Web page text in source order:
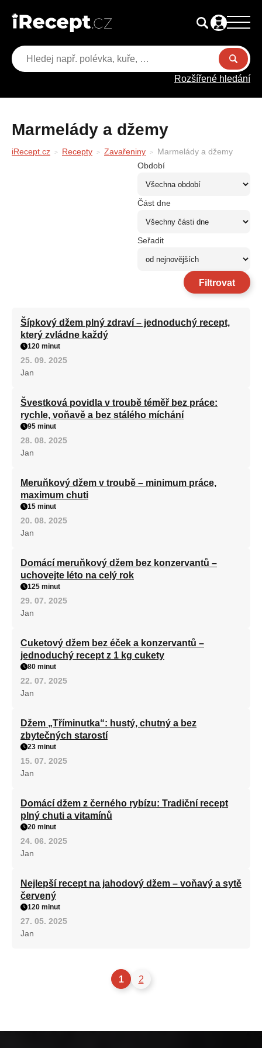
Rozšířené hledání
Marmelády a džemy
iRecept.cz Recepty Zavařeniny
Marmelády a džemy
Období
Část dne
Seřadit
Filtrovat
Šípkový džem plný zdraví – jednoduchý recept,
který zvládne každý
120 minut
25. 09. 2025
Jan
Švestková povidla v troubě téměř bez práce:
rychle, voňavě a bez stálého míchání
95 minut
28. 08. 2025
Jan
Meruňkový džem v troubě – minimum práce,
maximum chuti
15 minut
20. 08. 2025
Jan
Domácí meruňkový džem bez konzervantů –
uchovejte léto na celý rok
125 minut
29. 07. 2025
Jan
Cuketový džem bez éček a konzervantů –
jednoduchý recept z 1 kg cukety
80 minut
22. 07. 2025
Jan
Džem „Tříminutka“: hustý, chutný a bez
zbytečných starostí
23 minut
15. 07. 2025
Jan
Domácí džem z černého rybízu: Tradiční recept
plný chuti a vitamínů
20 minut
24. 06. 2025
Jan
Nejlepší recept na jahodový džem – voňavý a sytě
červený
120 minut
27. 05. 2025
Jan
1 2